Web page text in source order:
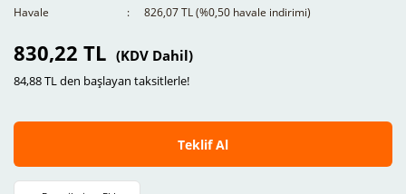
Havale
826,07 TL (%0,50 havale indirimi)
830,22 TL (KDV Dahil)
84,88 TL den başlayan taksitlerle!
Teklif Al